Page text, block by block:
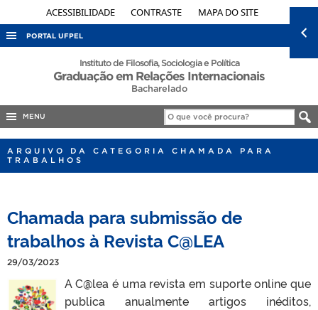
ACESSIBILIDADE CONTRASTE MAPA DO SITE
PORTAL UFPEL
ACESSO À INFORMAÇÃO
EDITAIS
Instituto de Filosofia, Sociologia e Política
Graduação em Relações Internacionais
Bacharelado
MENU
ARQUIVO DA CATEGORIA CHAMADA PARA
TRABALHOS
Chamada para submissão de
trabalhos à Revista C@LEA
29/03/2023
A C@lea é uma revista em suporte online que
publica anualmente artigos inéditos,